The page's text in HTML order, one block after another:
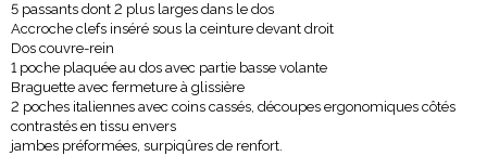
5 passants dont 2 plus larges dans le dos
Accroche clefs inséré sous la ceinture devant droit
Dos couvre-rein
1 poche plaquée au dos avec partie basse volante
Braguette avec fermeture à glissière
2 poches italiennes avec coins cassés, découpes ergonomiques côtés
contrastés en tissu envers
jambes préformées, surpiqûres de renfort.